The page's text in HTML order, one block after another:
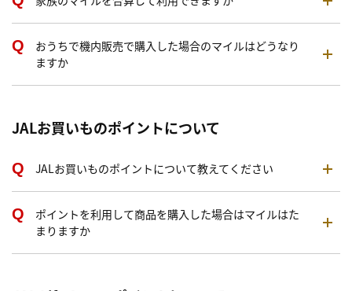
おうちで機内販売で購入した場合のマイルはどうなり
ますか
JALお買いものポイントについて
JALお買いものポイントについて教えてください
ポイントを利用して商品を購入した場合はマイルはた
まりますか